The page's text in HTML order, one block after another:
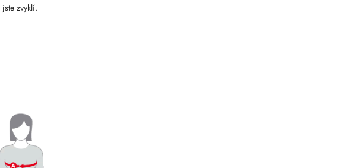
zvyklí.